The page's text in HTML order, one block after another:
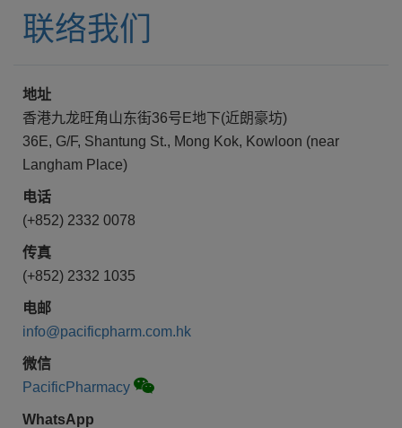
联络我们
地址
香港九龙旺角山东街36号E地下(近朗豪坊)
36E, G/F, Shantung St., Mong Kok, Kowloon (near
Langham Place)
电话
(+852) 2332 0078
传真
(+852) 2332 1035
电邮
info@pacificpharm.com.hk
微信
PacificPharmacy
WhatsApp